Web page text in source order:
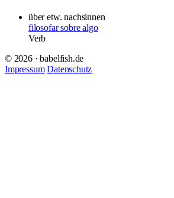
über etw. nachsinnen
filosofar sobre algo
Verb
© 2026 · babelfish.de
Impressum Datenschutz